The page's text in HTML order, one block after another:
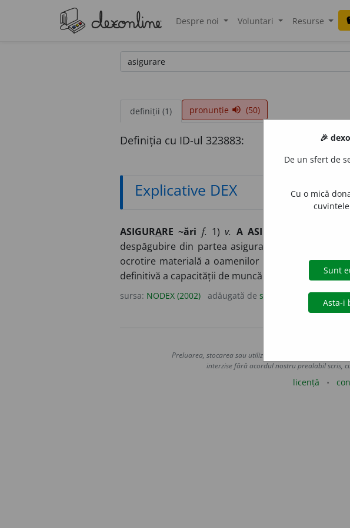
Despre noi Voluntari Resurse
definiții (1) pronunție volume_up (50)
Definiția cu ID-ul 323883:
Explicative DEX
ASIGURARE ~ări f. 1)v. A ASIGURA A SE
despăgubire din partea asiguratorului în caz de
ocrotire materială a oamenilor muncii, prin
definitivă a capacității de muncă. /v.
asigura
sursa: NODEX (2002) adăugată de siveco acțiuni
Preluarea, stocarea sau utilizarea datelor de pe acest
interzise fără acordul nostru prealabil scris,
licență
🎉
De un sfert de
Cu o mică